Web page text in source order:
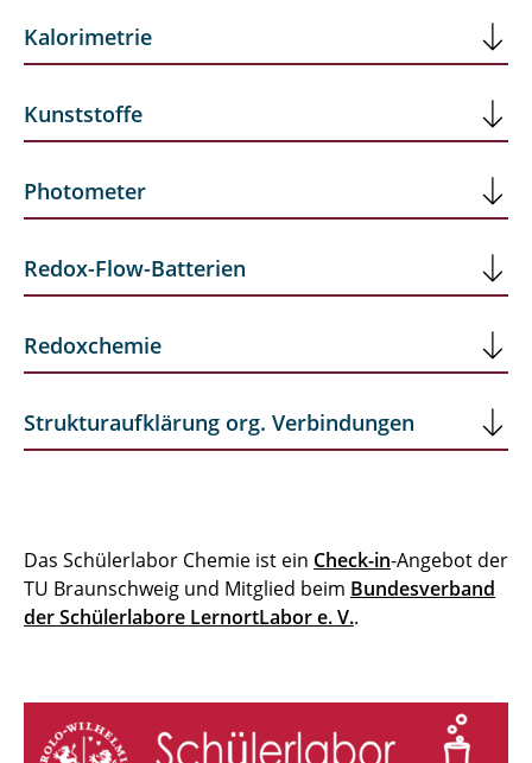
Kalorimetrie
Kunststoffe
Photometer
Redox-Flow-Batterien
Redoxchemie
Strukturaufklärung org. Verbindungen
Das Schülerlabor Chemie ist ein Check-in-Angebot der
TU Braunschweig und Mitglied beim Bundesverband
der Schülerlabore LernortLabor e. V..